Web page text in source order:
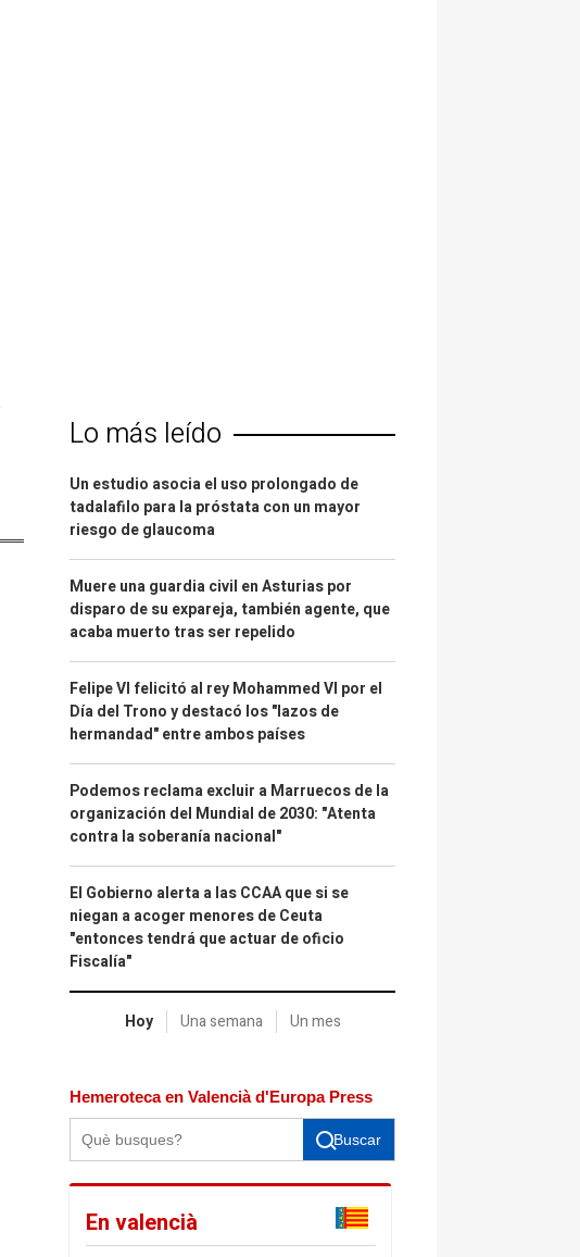
Lo más leído
Un estudio asocia el uso prolongado de
tadalafilo para la próstata con un mayor
riesgo de glaucoma
Muere una guardia civil en Asturias por
disparo de su expareja, también agente, que
acaba muerto tras ser repelido
Felipe VI felicitó al rey Mohammed VI por el
Día del Trono y destacó los "lazos de
hermandad" entre ambos países
Podemos reclama excluir a Marruecos de la
organización del Mundial de 2030: "Atenta
contra la soberanía nacional"
El Gobierno alerta a las CCAA que si se
niegan a acoger menores de Ceuta
"entonces tendrá que actuar de oficio
Fiscalía"
Hoy Una semana Un mes
Hemeroteca en Valencià d'Europa Press
Buscar
En valencià